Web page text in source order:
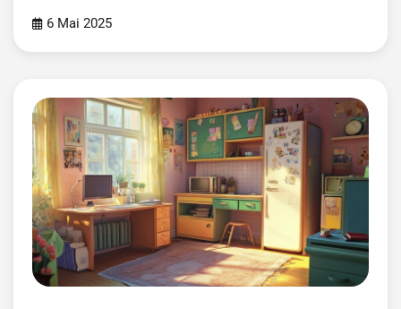
6 Mai 2025